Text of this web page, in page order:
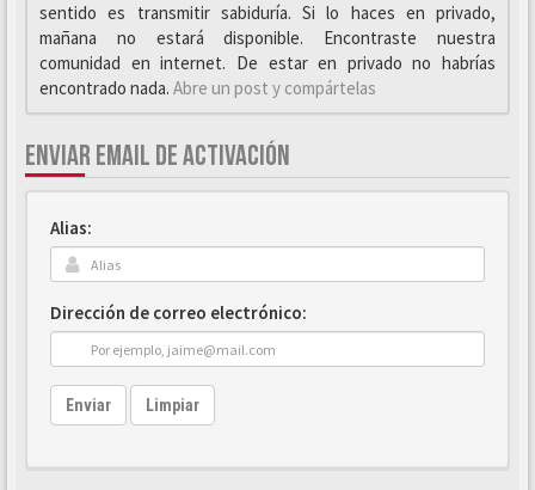
sentido es transmitir sabiduría. Si lo haces en privado,
mañana no estará disponible. Encontraste nuestra
comunidad en internet. De estar en privado no habrías
encontrado nada. Abre un post y compártelas
ENVIAR EMAIL DE ACTIVACIÓN
Alias:
Dirección de correo electrónico:
Enviar Limpiar